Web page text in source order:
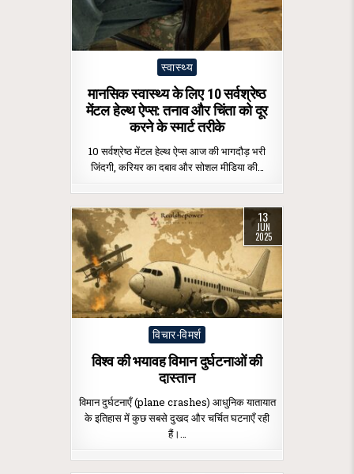
Posted
स्वास्थ्य
मानसिक स्वास्थ्य के लिए 10 सर्वश्रेष्ठ
मेंटल हेल्थ ऐप्स: तनाव और चिंता को दूर
करने के स्मार्ट तरीके
10 सर्वश्रेष्ठ मेंटल हेल्थ ऐप्स आज की भागदौड़ भरी
जिंदगी, करियर का दबाव और सोशल मीडिया की…
13
JUN
2025
Posted
विचार-विमर्श
विश्व की भयावह विमान दुर्घटनाओं की
दास्तान
विमान दुर्घटनाएँ (plane crashes) आधुनिक यातायात
के इतिहास में कुछ सबसे दुखद और चर्चित घटनाएँ रही
हैं।…